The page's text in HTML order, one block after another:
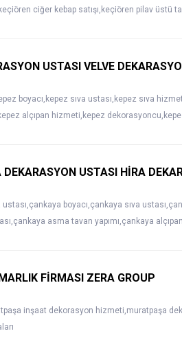
ciğer kebap satışı,keçiören pilav üstü
USTASI VELVE
boyacı,kepez sıva ustası,kepez sıva
alçıpan hizmeti,kepez
USTASI HİRA
ustası,çankaya boyacı,çankaya sıva
asma tavan yapımı,çankaya
FİRMASI ZERA GROUP
inşaat dekorasyon hizmeti,muratpaşa